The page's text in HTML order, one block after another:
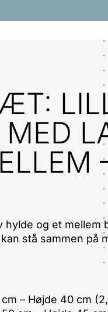
og et mellem
stå sammen på
– Højde 40 cm